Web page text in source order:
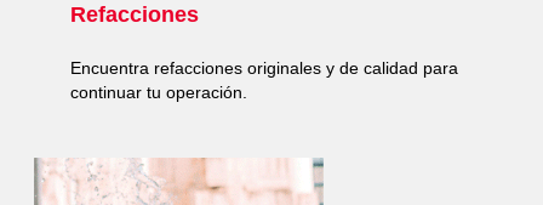
Refacciones
Encuentra refacciones originales y de calidad para
continuar tu operación.